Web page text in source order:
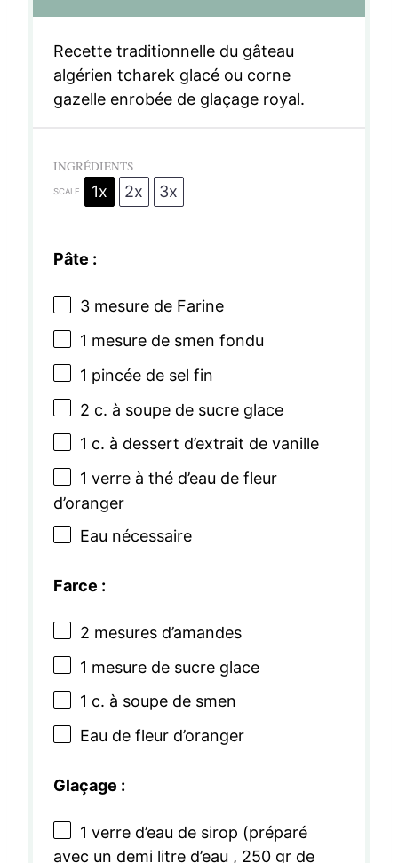
Recette traditionnelle du gâteau
algérien tcharek glacé ou corne
gazelle enrobée de glaçage royal.
INGRÉDIENTS
SCALE 1x 2x 3x
Pâte :
3mesure de Farine
1 mesure de smen fondu
1 pincée de sel fin
2 c. à soupe de sucre glace
1 c. à dessert d’extrait de vanille
1 verre à thé d’eau de fleur
d’oranger
Eau nécessaire
Farce :
2 mesures d’amandes
1 mesure de sucre glace
1 c. à soupe de smen
Eau de fleur d’oranger
Glaçage :
1 verre d’eau de sirop (préparé
avec un demi litre d’eau , 250 gr de